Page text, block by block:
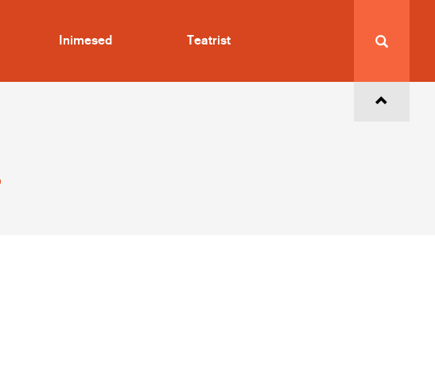
Inimesed Teatrist